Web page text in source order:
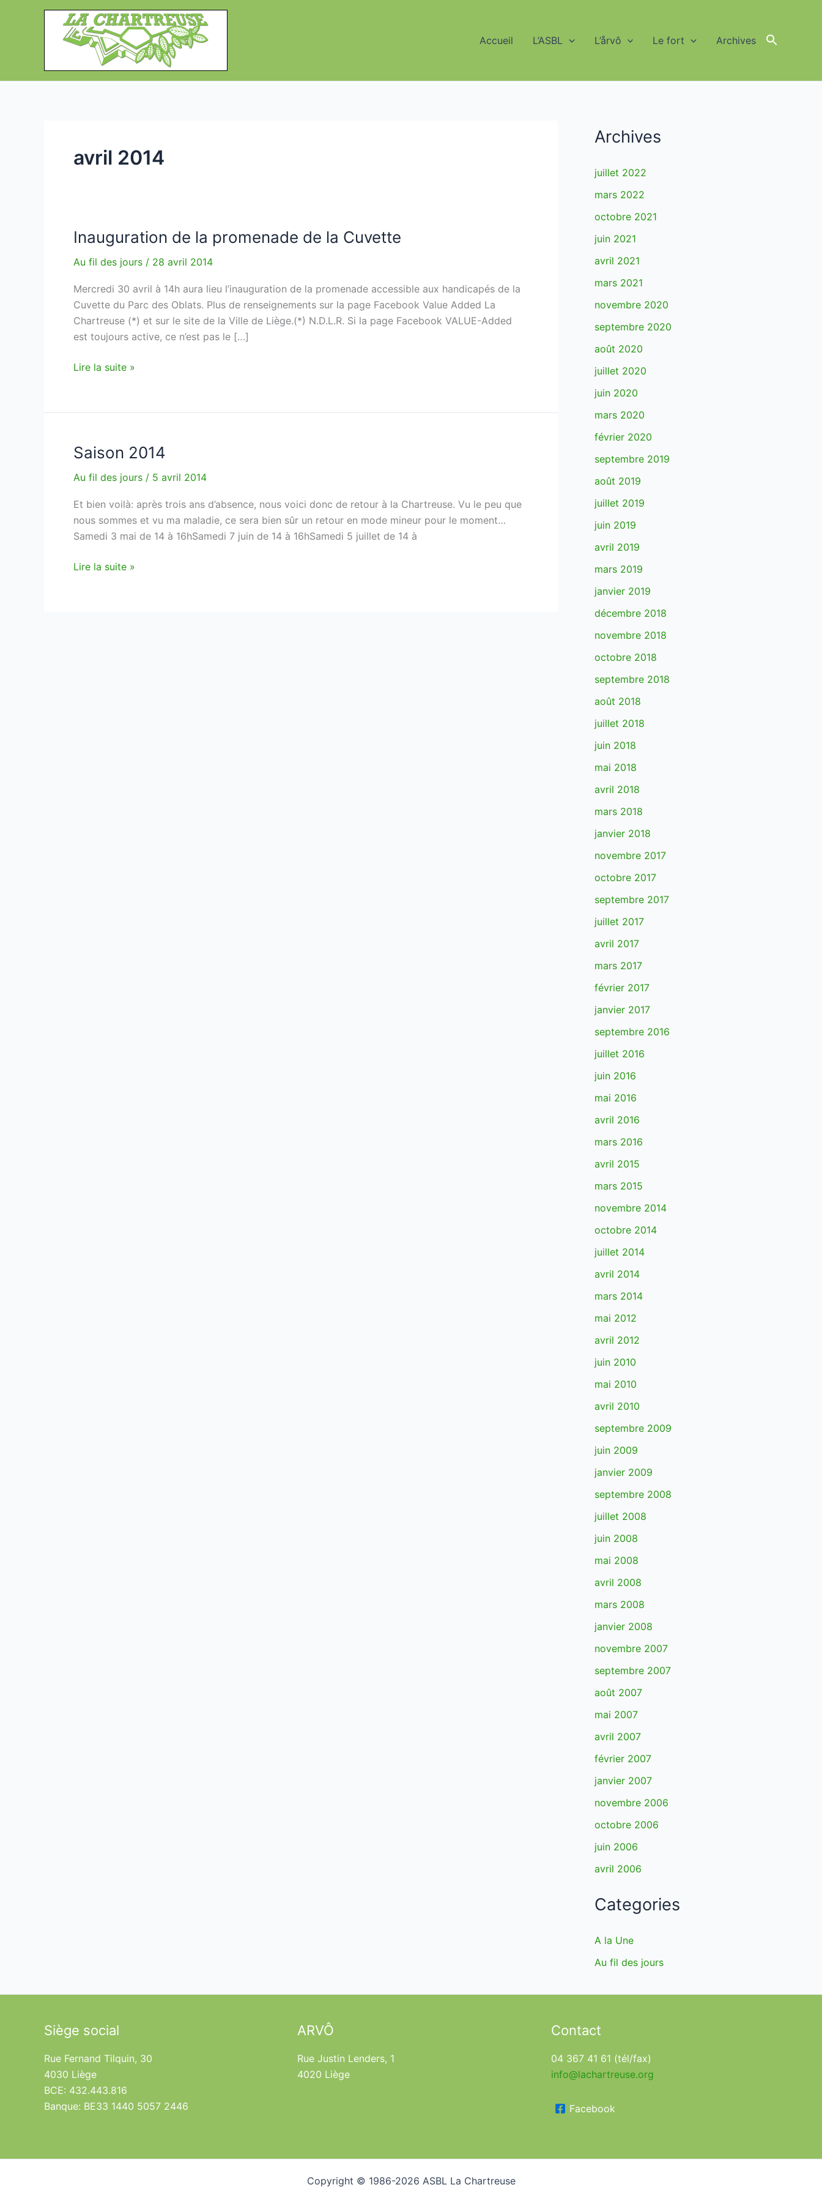
Accueil L’ASBL L’årvô Le fort Archives
avril 2014
Inauguration de la promenade de la Cuvette
Au fil des jours / 28 avril 2014
Mercredi 30 avril à 14h aura lieu l’inauguration de la promenade accessible aux handicapés de la
Cuvette du Parc des Oblats. Plus de renseignements sur la page Facebook Value Added La
Chartreuse (*) et sur le site de la Ville de Liège.(*) N.D.L.R. Si la page Facebook VALUE-Added
est toujours active, ce n’est pas le […]
Inauguration
promenade
la
Cuvette
Lire la suite »
Saison 2014
Au fil des jours / 5 avril 2014
Et bien voilà: après trois ans d’absence, nous voici donc de retour à la Chartreuse. Vu le peu que
nous sommes et vu ma maladie, ce sera bien sûr un retour en mode mineur pour le moment…
Samedi 3 mai de 14 à 16hSamedi 7 juin de 14 à 16hSamedi 5 juillet de 14 à
Saison
Lire la suite »
Archives
juillet 2022
mars 2022
octobre 2021
juin 2021
avril 2021
mars 2021
novembre 2020
septembre 2020
août 2020
juillet 2020
juin 2020
mars 2020
février 2020
septembre 2019
août 2019
juillet 2019
juin 2019
avril 2019
mars 2019
janvier 2019
décembre 2018
novembre 2018
octobre 2018
septembre 2018
août 2018
juillet 2018
juin 2018
mai 2018
avril 2018
mars 2018
janvier 2018
novembre 2017
octobre 2017
septembre 2017
juillet 2017
avril 2017
mars 2017
février 2017
janvier 2017
septembre 2016
juillet 2016
juin 2016
mai 2016
avril 2016
mars 2016
avril 2015
mars 2015
novembre 2014
octobre 2014
juillet 2014
avril 2014
mars 2014
mai 2012
avril 2012
juin 2010
mai 2010
avril 2010
septembre 2009
juin 2009
janvier 2009
septembre 2008
juillet 2008
juin 2008
mai 2008
avril 2008
mars 2008
janvier 2008
novembre 2007
septembre 2007
août 2007
mai 2007
avril 2007
février 2007
janvier 2007
novembre 2006
octobre 2006
juin 2006
avril 2006
Categories
A la Une
Au fil des jours
Siège social
Rue Fernand Tilquin, 30
4030 Liège
BCE: 432.443.816
Banque: BE33 1440 5057 2446
ARVÔ
Rue Justin Lenders, 1
4020 Liège
Contact
04 367 41 61 (tél/fax)
info@lachartreuse.org
Facebook
Copyright © 1986-2026 ASBL La Chartreuse